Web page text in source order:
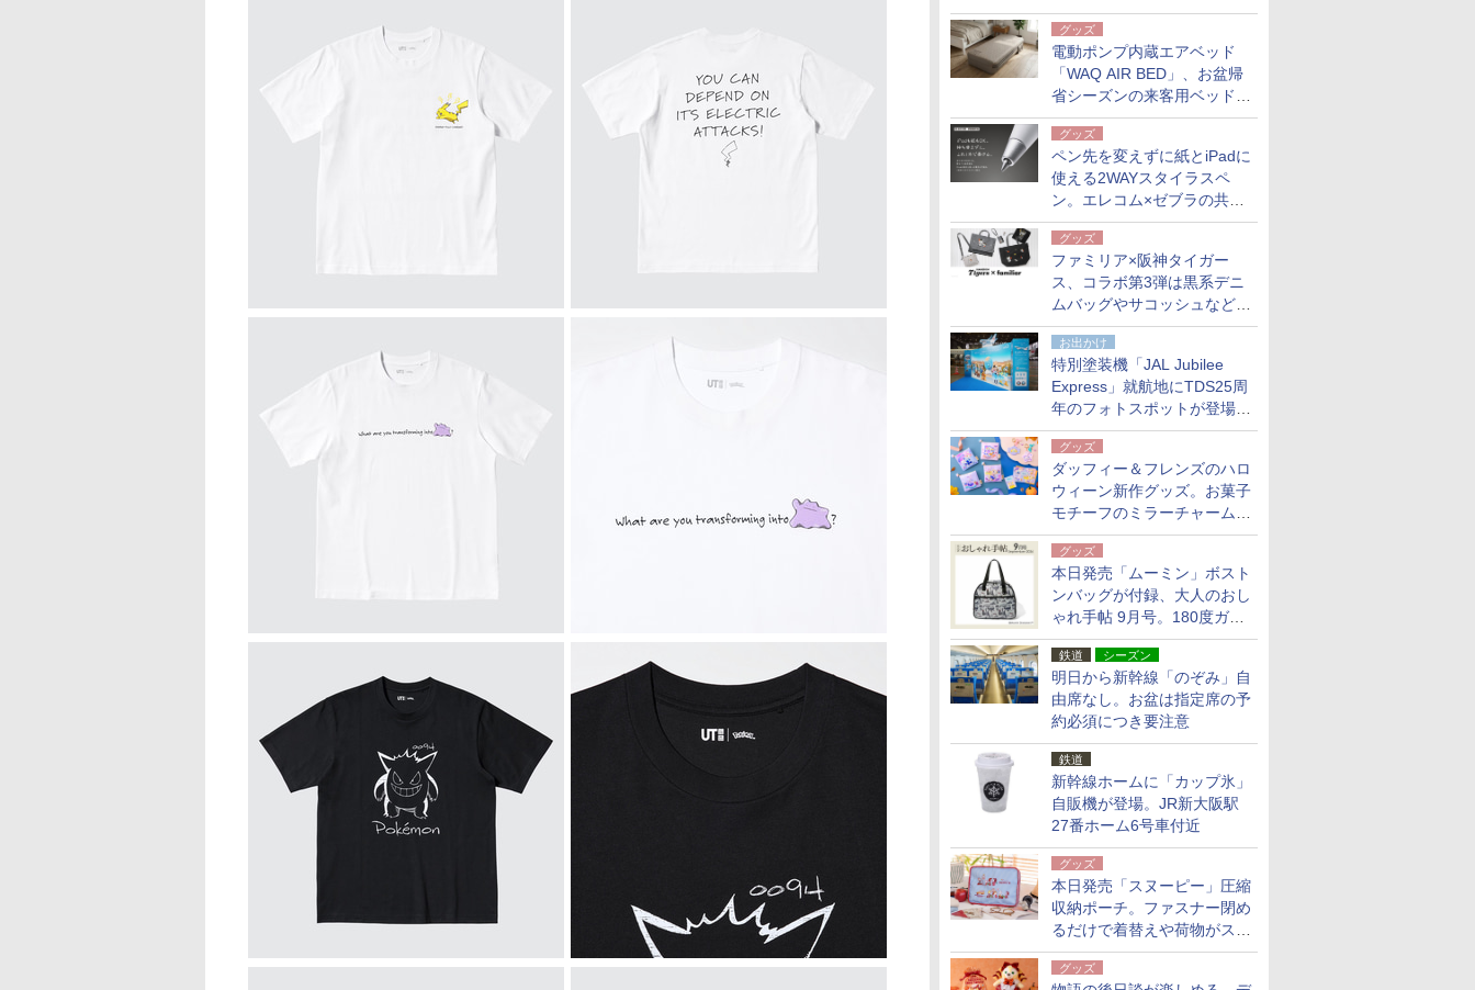
グッズ
電動ポンプ内蔵エアベッド
「WAQ AIR BED」、お盆帰
省シーズンの来客用ベッドに
も。使用後は収納バッグでコ
ンパクトに保管
グッズ
ペン先を変えずに紙とiPadに
使える2WAYスタイラスペ
ン。エレコム×ゼブラの共同
開発
グッズ
ファミリア×阪神タイガー
ス、コラボ第3弾は黒系デニ
ムバッグやサコッシュなど6
点。8月21日オンラインスト
アで発売
お出かけ
特別塗装機「JAL Jubilee
Express」就航地にTDS25周
年のフォトスポットが登場。
10月末まで青森空港に
グッズ
ダッフィー＆フレンズのハロ
ウィーン新作グッズ。お菓子
モチーフのミラーチャーム/
デザインポーチほか
グッズ
本日発売「ムーミン」ボスト
ンバッグが付録、大人のおし
ゃれ手帖 9月号。180度ガバ
ッと開いて大容量
鉄道 シーズン
明日から新幹線「のぞみ」自
由席なし。お盆は指定席の予
約必須につき要注意
鉄道
新幹線ホームに「カップ氷」
自販機が登場。JR新大阪駅
27番ホーム6号車付近
グッズ
本日発売「スヌーピー」圧縮
収納ポーチ。ファスナー閉め
るだけで着替えや荷物がスリ
ムにまとまる
グッズ